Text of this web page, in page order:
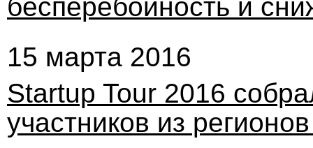
бесперебойность и
15 марта 2016
Startup Tour 2016
участников из